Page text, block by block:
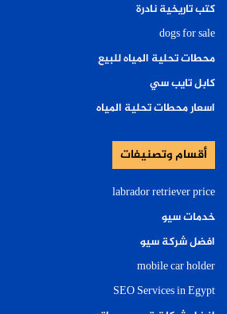
كتب تاريخية نادرة
dogs for sale
محطات تحلية المياه للبيع
كابل تايب سي
اسعار محطات تحلية المياه
أقسام وتصنيفات
labrador retriever price
خدمات سيو
افضل شركة سيو
mobile car holder
SEO Services in Egypt